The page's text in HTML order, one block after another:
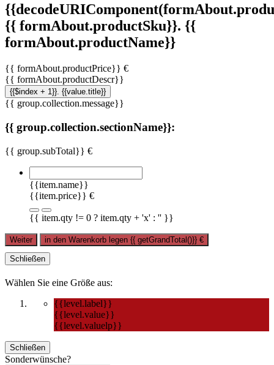
{{ formAbout.productSku}}. {{
formAbout.productName}}
{{ formAbout.productPrice}} €
{{ formAbout.productDescr}}
{{$index + 1}}. {{value.title}}
{{ group.collection.message}}
{{ group.collection.sectionName}}:
{{ group.subTotal}} €
{{item.name}}
{{item.price}} €
{{ item.qty != 0 ? item.qty + 'x' : '' }}
Weiter in den Warenkorb legen {{ getGrandTotal()}} €
Schließen
Wählen Sie eine Größe aus:
{{level.label}}
{{level.value}}
{{level.valuelp}}
Schließen
Sonderwünsche?